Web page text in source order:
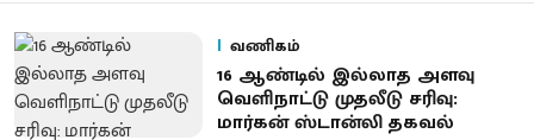
வணிகம்
16 ஆண்டில் இல்லாத அளவு
வெளிநாட்டு முதலீடு சரிவு:
மார்கன் ஸ்டான்லி தகவல்